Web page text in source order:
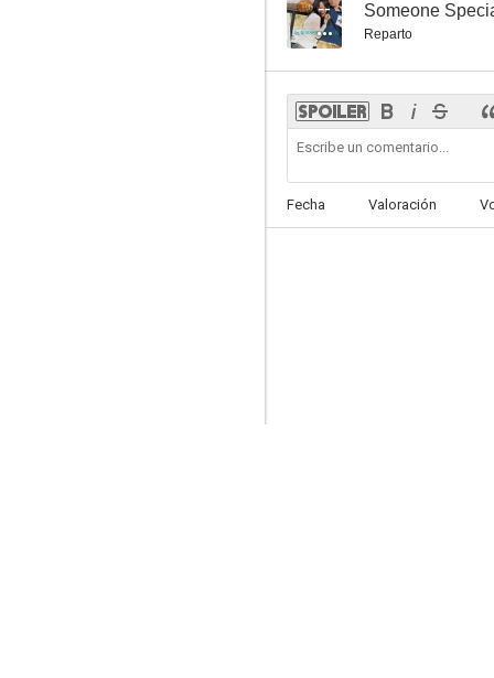
-- Someone
Reparto
Fecha Valoración